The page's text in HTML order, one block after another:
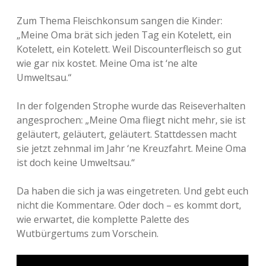
Zum Thema Fleischkonsum sangen die Kinder:
„Meine Oma brät sich jeden Tag ein Kotelett, ein
Kotelett, ein Kotelett. Weil Discounterfleisch so gut
wie gar nix kostet. Meine Oma ist ‘ne alte
Umweltsau.“
In der folgenden Strophe wurde das Reiseverhalten
angesprochen: „Meine Oma fliegt nicht mehr, sie ist
geläutert, geläutert, geläutert. Stattdessen macht
sie jetzt zehnmal im Jahr ‘ne Kreuzfahrt. Meine Oma
ist doch keine Umweltsau.“
Da haben die sich ja was eingetreten. Und gebt euch
nicht die Kommentare. Oder doch – es kommt dort,
wie erwartet, die komplette Palette des
Wutbürgertums zum Vorschein.